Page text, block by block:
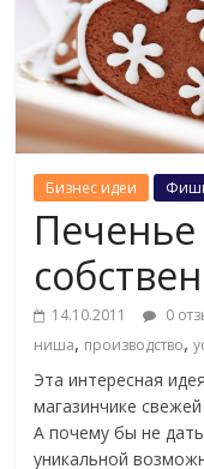
Бизнес идеи
14.10.2011 0
ниша, производство,
Эта интересная
магазинчике
А почему бы не
уникальной